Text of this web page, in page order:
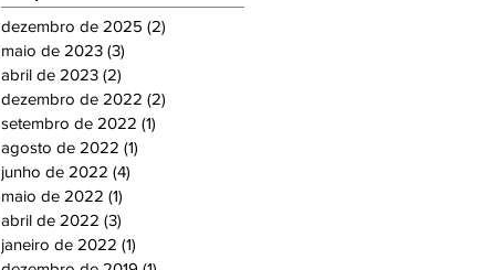
dezembro de 2025 (2)
maio de 2023 (3)
abril de 2023 (2)
dezembro de 2022 (2)
setembro de 2022 (1)
agosto de 2022 (1)
junho de 2022 (4)
maio de 2022 (1)
abril de 2022 (3)
janeiro de 2022 (1)